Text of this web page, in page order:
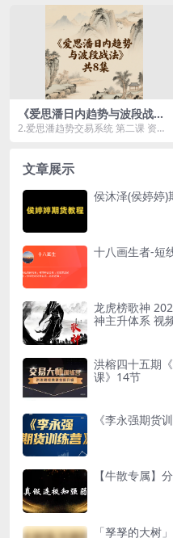
程选取现...
《爱思潘日内趋势与波段战
法》共8集
2.爱思潘趋势交易系统 第二课 资金
文章展示
侯沐泽(侯婷婷)
十八画生者-短
龙虎榜歌神
神主升体系 视
洪榕四十五期
课》14节
《李永强期货
【牛散专属】
「孥孥的大树